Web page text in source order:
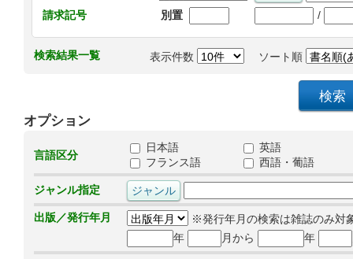
請求記号
別置 /
検索結果一覧 表示件数 ソート順
オプション
言語区分
日本語
英語
フランス語
西語・葡語
ジャンル指定
出版／発行年月
※発行年月の検索は雑誌のみ対
年
月から 年